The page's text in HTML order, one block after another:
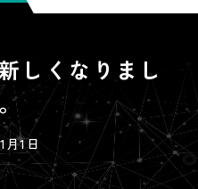
しくなりまし
月1日